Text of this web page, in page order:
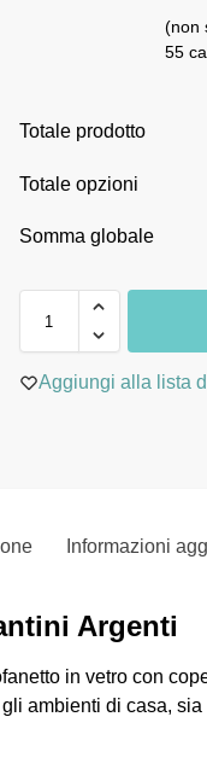
(non
55
Totale prodotto
Totale opzioni
Somma globale
Aggiungi alla lista
Informazioni
Argenti
in vetro con
ambienti di casa,